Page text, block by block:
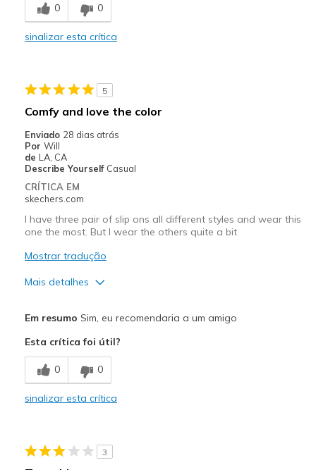
Stylish
Going Out
Width
Sizing
Feels true to size
View On Shoes
0 0
sinalizar esta crítica
5
Comfy and love the color
Enviado 28 dias atrás
Por Will
de LA, CA
Describe Yourself Casual
CRÍTICA EM
skechers.com
I have three pair of slip ons all different styles and wear this
one the most. But I wear the others quite a bit
Mostrar tradução
Mais detalhes
Breathe Well
Comfortable
Casual Wear
Em resumo Sim, eu recomendaria a um amigo
Esta crítica foi útil?
0 0
sinalizar esta crítica
3